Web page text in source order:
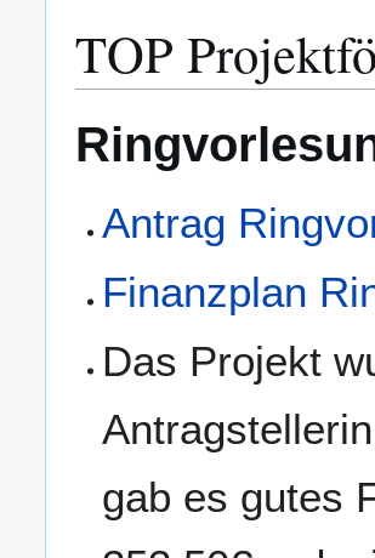
TOP
Antrag
Finanzplan
Das Projekt
gab es gutes